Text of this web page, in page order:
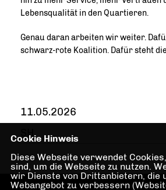
Lebensqualität in den Quartieren.
Genau daran arbeiten wir weiter.
schwarz-rote Koalition. Dafür steht die
11.05.2026
SH
Cookie Hinweis
Diese Webseite verwendet
sind, um die Webseite zu nutzen.
wir Dienste von Drittanbietern, die
Webangebot zu verbessern